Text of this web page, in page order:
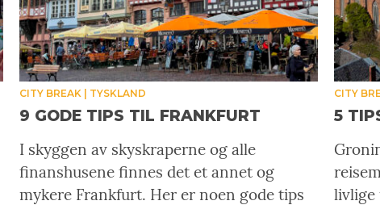
CITY BREAK TYSKLAND
9 GODE TIPS TIL FRANKFURT
I skyggen av skyskraperne og alle
finanshusene finnes det et annet og
mykere Frankfurt. Her er noen gode tips
CITY
5
livlige